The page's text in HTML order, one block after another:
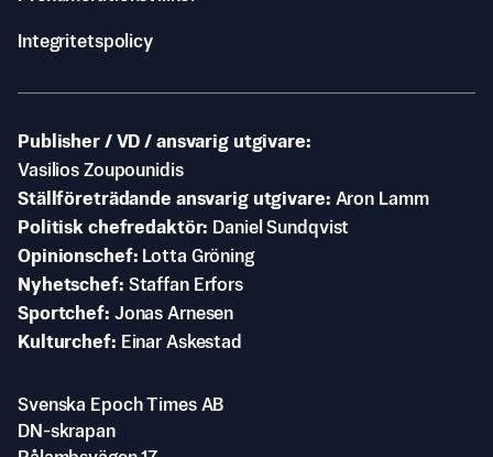
Integritetspolicy
Publisher / VD / ansvarig utgivare
Vasilios Zoupounidis
Ställföreträdande ansvarig utgivare Aron Lamm
Politisk chefredaktör
Daniel Sundqvist
Opinionschef
Lotta Gröning
Nyhetschef Staffan Erfors
Sportchef Jonas Arnesen
Kulturchef
Einar Askestad
Svenska Epoch Times AB
DN-skrapan